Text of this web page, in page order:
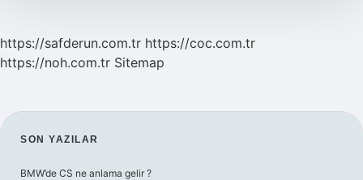
https://safderun.com.tr https://coc.com.tr
https://noh.com.tr Sitemap
SIDEBAR
SON YAZILAR
BMW’de CS ne anlama gelir ?